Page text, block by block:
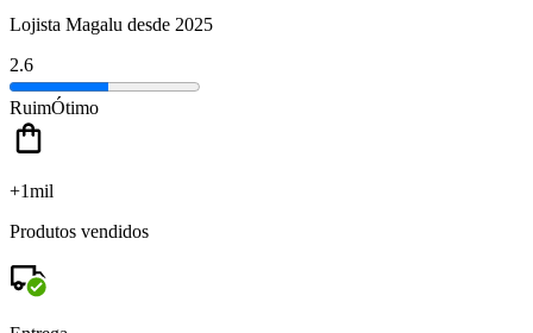
Lojista Magalu desde 2025
2.6
RuimÓtimo
+1mil
Produtos vendidos